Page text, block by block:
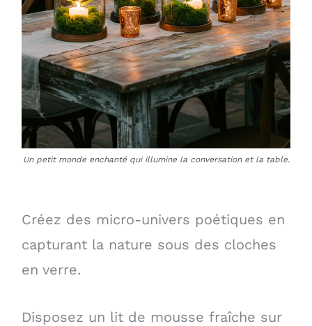
Un petit monde enchanté qui illumine la conversation et la table.
Créez des micro-univers poétiques en
capturant la nature sous des cloches
en verre.
Disposez un lit de mousse fraîche sur